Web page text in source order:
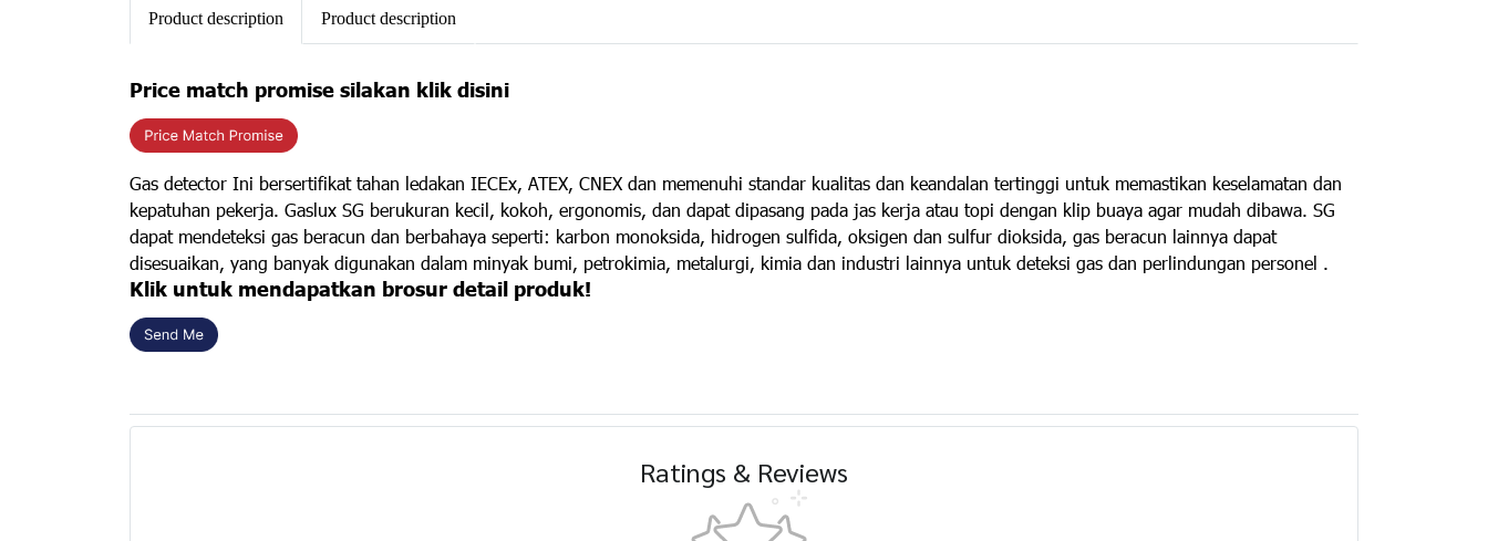
Product description Product description
Price match promise silakan klik disini
Gas detector Ini bersertifikat tahan ledakan IECEx, ATEX, CNEX dan memenuhi standar kualitas dan keandalan tertinggi untuk memastikan keselamatan dan
kepatuhan pekerja. Gaslux SG berukuran kecil, kokoh, ergonomis, dan dapat dipasang pada jas kerja atau topi dengan klip buaya agar mudah dibawa. SG
dapat mendeteksi gas beracun dan berbahaya seperti: karbon monoksida, hidrogen sulfida, oksigen dan sulfur dioksida, gas beracun lainnya dapat
disesuaikan, yang banyak digunakan dalam minyak bumi, petrokimia, metalurgi, kimia dan industri lainnya untuk deteksi gas dan perlindungan personel .
Klik untuk mendapatkan brosur detail produk!
Ratings & Reviews